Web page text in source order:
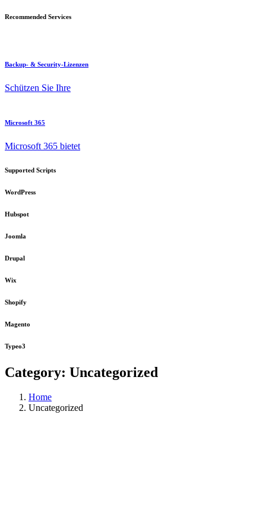
Recommended Services
Backup- & Security-Lizenzen
Schützen Sie Ihre
Microsoft 365
Microsoft 365 bietet
Supported Scripts
WordPress
Hubspot
Joomla
Drupal
Wix
Shopify
Magento
Typeo3
Category: Uncategorized
Home
Uncategorized